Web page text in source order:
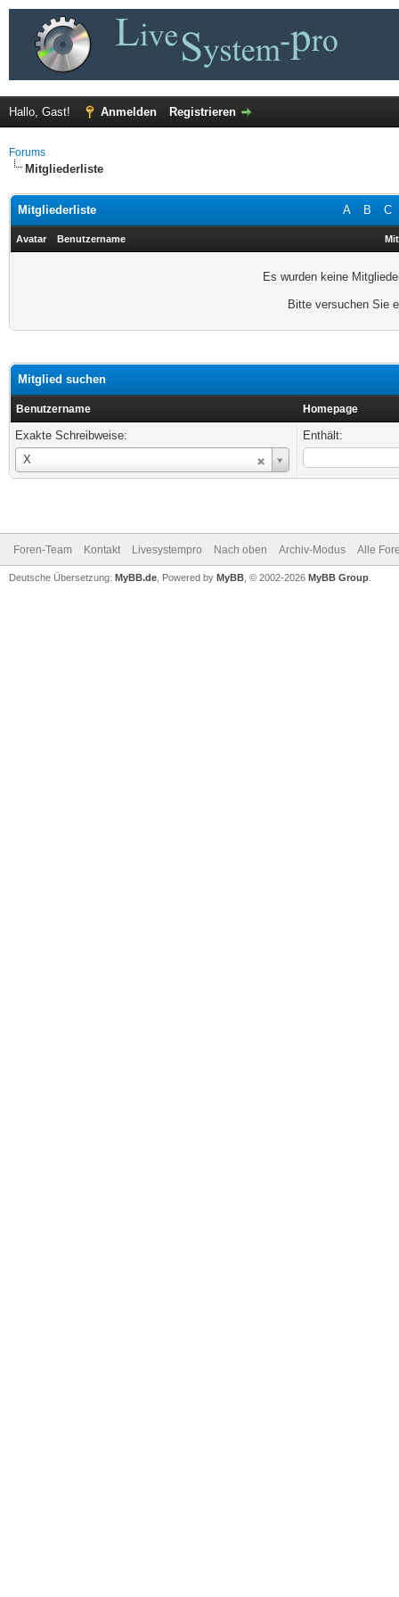
Hallo, Gast! Anmelden Registrieren
Forums
Mitgliederliste
A B C
Mitgliederliste
Avatar Benutzername
Es wurden keine
Bitte versuchen Sie
Mitglied suchen
Benutzername Homepage
Exakte Schreibweise:
X
Benutzername
Enthält:
Foren-Team Kontakt Livesystempro Nach oben Archiv-Modus Alle
Deutsche Übersetzung: MyBB.de , Powered by MyBB , © 2002-2026 MyBB Group